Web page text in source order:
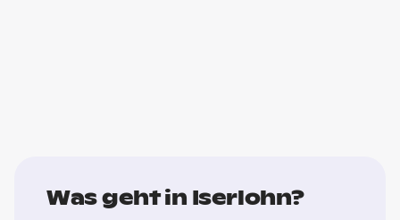
Was geht in Iserlohn?